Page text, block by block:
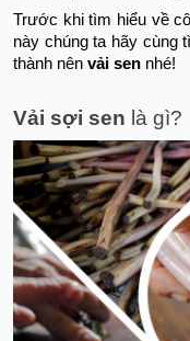
Trước khi tìm hiểu về
này chúng ta hãy cùng
thành nên vải sen nhé!
Vải sợi sen là gì?